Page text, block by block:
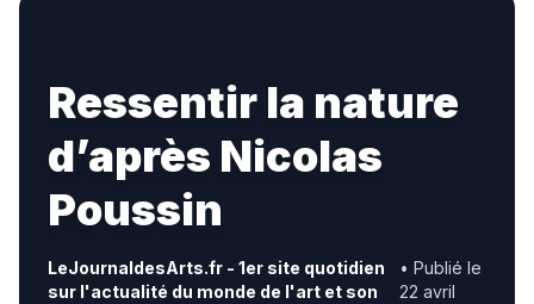
Ressentir la nature
d’après Nicolas
Poussin
LeJournaldesArts.fr - 1er site quotidien
sur l'actualité du monde de l'art et son
• Publié le
22 avril